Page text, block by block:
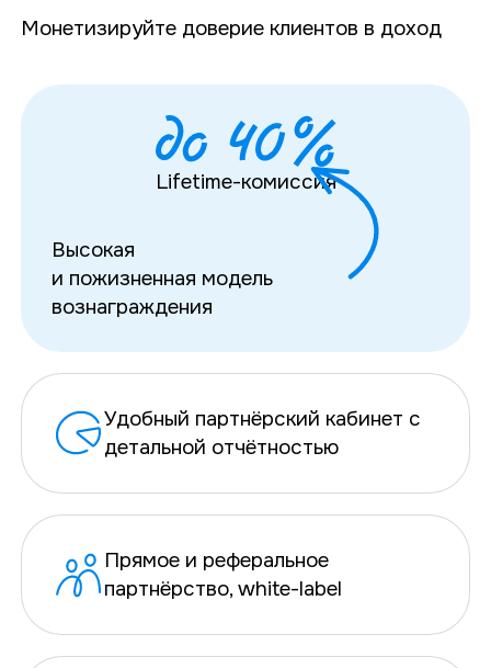
Монетизируйте доверие клиентов в доход
Lifetime-комиссия
Высокая
и пожизненная модель
вознаграждения
Прямое и реферальное
партнёрство, white-label
Удобный партнёрский кабинет с
детальной отчётностью